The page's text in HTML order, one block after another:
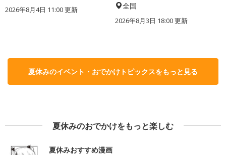
2026年8月4日 11:00更新 全国
2026年8月3日 18:00更新
夏休みのイベント・おでかけトピックスをもっと見る
夏休みのおでかけをもっと楽しむ
夏休みおすすめ漫画